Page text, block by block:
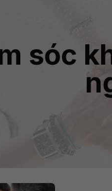
sóc